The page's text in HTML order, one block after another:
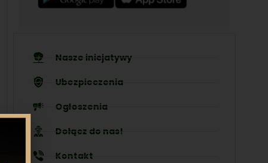
Nasze inicjatywy
Ubezpieczenia
Ogłoszenia
Dołącz do nas!
Kontakt